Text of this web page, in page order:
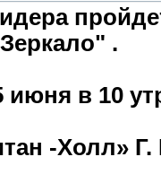
.
в 10
-Холл» Г.